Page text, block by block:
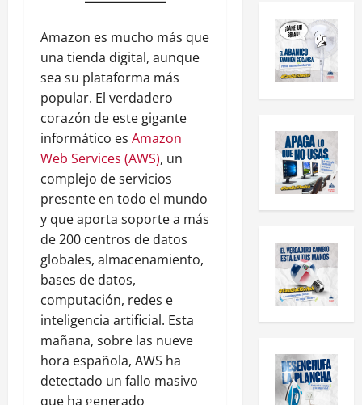
Amazon es mucho más que
una tienda digital, aunque
sea su plataforma más
popular. El verdadero
corazón de este gigante
informático es Amazon
Web Services (AWS), un
complejo de servicios
presente en todo el mundo
y que aporta soporte a más
de 200 centros de datos
globales, almacenamiento,
bases de datos,
computación, redes e
inteligencia artificial. Esta
mañana, sobre las nueve
hora española, AWS ha
detectado un fallo masivo
que ha generado